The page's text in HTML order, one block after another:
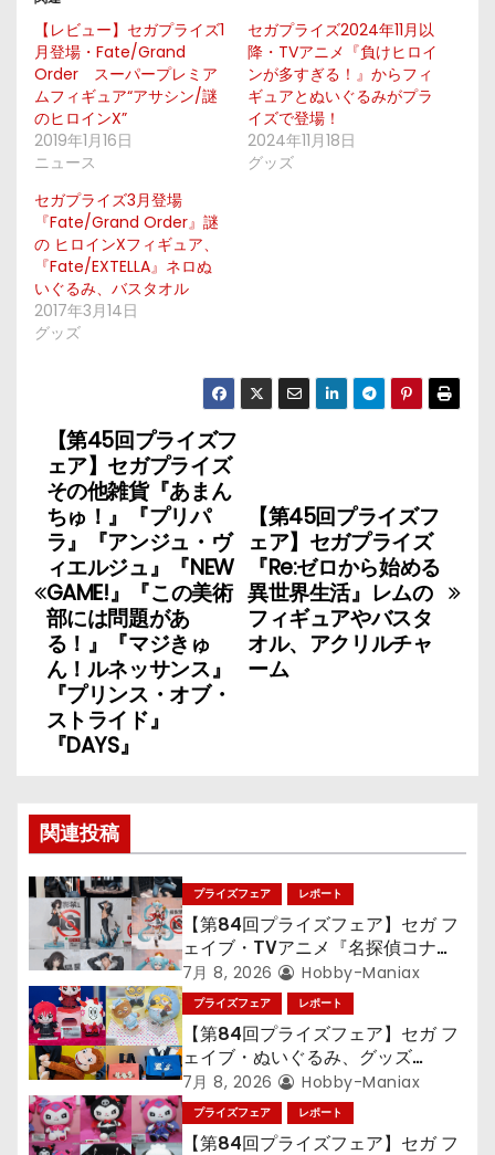
【レビュー】セガプライズ1
月登場・Fate/Grand
Order スーパープレミア
ムフィギュア“アサシン/謎
のヒロインX”
2019年1月16日
ニュース
セガプライズ2024年11月以
降・TVアニメ『負けヒロイ
ンが多すぎる！』からフィ
ギュアとぬいぐるみがプラ
イズで登場！
2024年11月18日
グッズ
セガプライズ3月登場
『Fate/Grand Order』謎
の ヒロインXフィギュア、
『Fate/EXTELLA』ネロぬ
いぐるみ、バスタオル
2017年3月14日
グッズ
投
稿
ナ
ビ
ゲ
ー
シ
ン
【第45回プライズフ
ェア】セガプライズ
『Re:ゼロから始める
異世界生活』レムの
フィギュアやバスタ
オル、アクリルチャ
ーム
【第45回プライズフ
ェア】セガプライズ
その他雑貨『あまん
ちゅ！』『プリパ
ラ』『アンジュ・ヴ
ィエルジュ』『NEW
GAME!』『この美術
部には問題があ
る！』『マジきゅ
ん！ルネッサンス』
『プリンス・オブ・
ストライド』
『DAYS』
関連投稿
プライズフェア レポート
【第84回プライズフェア】セガ フ
ェイブ・TVアニメ『名探偵コナ
ン』TVアニメ『呪術廻戦』『〈物
語〉シリーズ』「初音ミク」
7月 8, 2026 Hobby-Maniax
プライズフェア レポート
【第84回プライズフェア】セガ フ
ェイブ・ぬいぐるみ、グッズ
『LiSA』『ミニオン』『おさるの
ジョージ』『ポケットモンスター』
7月 8, 2026 Hobby-Maniax
プライズフェア レポート
【第84回プライズフェア】セガ フ